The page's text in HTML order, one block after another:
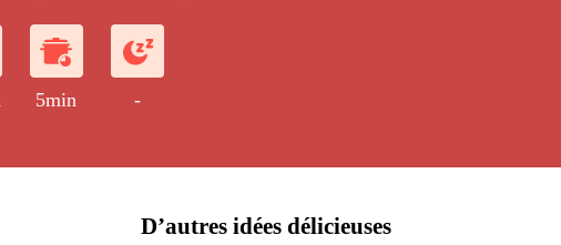
l'humidité est apportée à la papillote grâce au
5min -
D’autres idées délicieuses